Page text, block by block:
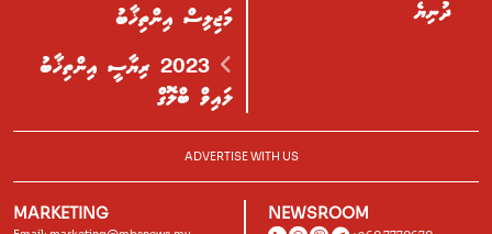
ދުނިޔެ
މަޖިލިސް އިންތިޚާބު
2023 ރިޔާސީ އިންތިޚާބު
ލައިވް ބްލޮގް
ADVERTISE WITH US
MARKETING NEWSROOM